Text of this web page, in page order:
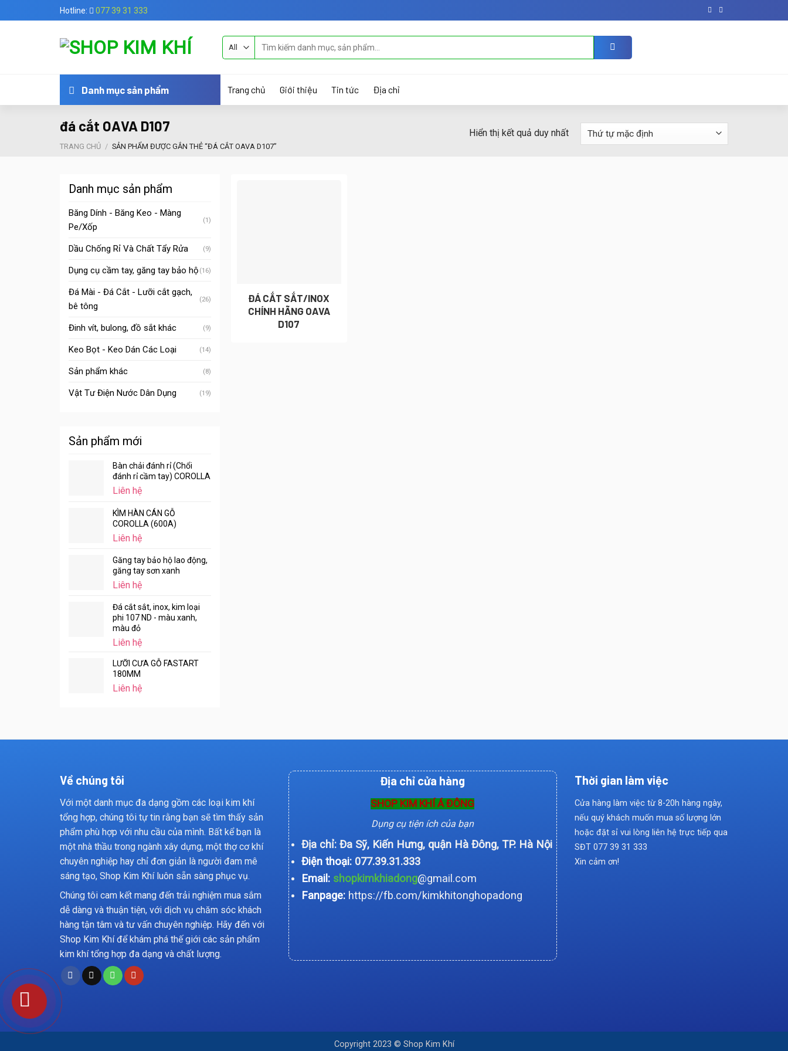
to
Hotline: 077 39 31 333
kiếm:
Danh mục sản phẩm Trang chủ Giới thiệu Tin tức Địa chỉ
đá cắt OAVA D107
TRANG CHỦ / SẢN PHẨM ĐƯỢC GẮN THẺ “ĐÁ CẮT OAVA D107”
Hiển thị kết quả duy nhất
Danh mục sản phẩm
Băng Dính - Băng Keo - Màng
Pe/Xốp
(1)
Dầu Chống Rỉ Và Chất Tẩy Rửa (9)
Dụng cụ cầm tay, găng tay bảo hộ (16)
Đá Mài - Đá Cắt - Lưỡi cắt gạch,
bê tông
(26)
Đinh vít, bulong, đồ sắt khác (9)
Keo Bọt - Keo Dán Các Loại (14)
Sản phẩm khác (8)
Vật Tư Điện Nước Dân Dụng (19)
Sản phẩm mới
Bàn chải đánh rỉ (Chổi
đánh rỉ cầm tay) COROLLA
Liên hệ
KÌM HÀN CÁN GỖ
COROLLA (600A)
Liên hệ
Găng tay bảo hộ lao động,
găng tay sơn xanh
Liên hệ
Đá cắt sắt, inox, kim loại
phi 107 ND - màu xanh,
màu đỏ
Liên hệ
LƯỠI CƯA GỖ FASTART
180MM
Liên hệ
ĐÁ CẮT SẮT/INOX
CHÍNH HÃNG OAVA
D107
Về chúng tôi
Với một danh mục đa dạng gồm các loại kim khí
tổng hợp, chúng tôi tự tin rằng bạn sẽ tìm thấy sản
phẩm phù hợp với nhu cầu của mình. Bất kể bạn là
một nhà thầu trong ngành xây dựng, một thợ cơ khí
chuyên nghiệp hay chỉ đơn giản là người đam mê
sáng tạo, Shop Kim Khí luôn sẵn sàng phục vụ.
Chúng tôi cam kết mang đến trải nghiệm mua sắm
dễ dàng và thuận tiện, với dịch vụ chăm sóc khách
hàng tận tâm và tư vấn chuyên nghiệp. Hãy đến với
Shop Kim Khí để khám phá thế giới các sản phẩm
kim khí tổng hợp đa dạng và chất lượng.
Địa chỉ cửa hàng
SHOP KIM KHÍ Á ĐÔNG
Dụng cụ tiện ích của bạn
Địa chỉ: Đa Sỹ, Kiến Hưng, quận Hà Đông, TP. Hà Nội
Điện thoại: 077.39.31.333
Email:shopkimkhiadong@gmail.com
Fanpage: https://fb.com/kimkhitonghopadong
Thời gian làm việc
Cửa hàng làm việc từ 8-20h hàng ngày,
nếu quý khách muốn mua số lượng lớn
hoặc đặt sỉ vui lòng liên hệ trực tiếp qua
SĐT 077 39 31 333
Xin cảm ơn!
Copyright 2023 © Shop Kim Khí